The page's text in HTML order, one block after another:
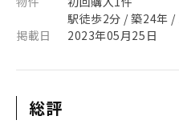
駅徒歩2分 / 築24年
掲載日
2023年05月25日
総評